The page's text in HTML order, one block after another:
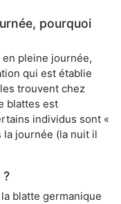
pourquoi
pleine journée,
qui est établie
trouvent chez
blattes est
individus sont «
journée (la nuit il
?
blatte germanique